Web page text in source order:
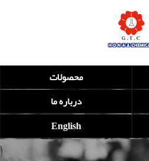
محصولات
درباره ما
English